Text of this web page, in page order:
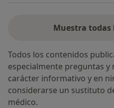
Muestra todas
Todos los contenidos
especialmente preguntas y
carácter informativo y en
considerarse un sustituto
médico.